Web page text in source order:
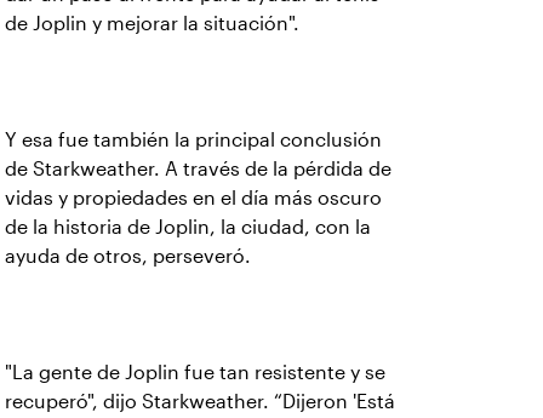
de Joplin y mejorar la situación".
Y esa fue también la principal conclusión
de Starkweather. A través de la pérdida de
vidas y propiedades en el día más oscuro
de la historia de Joplin, la ciudad, con la
ayuda de otros, perseveró.
"La gente de Joplin fue tan resistente y se
recuperó", dijo Starkweather. “Dijeron 'Está